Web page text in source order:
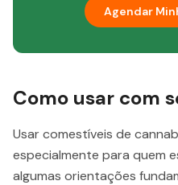
Agendar
Como usar com
Usar comestíveis de
especialmente para quem
algumas orientações